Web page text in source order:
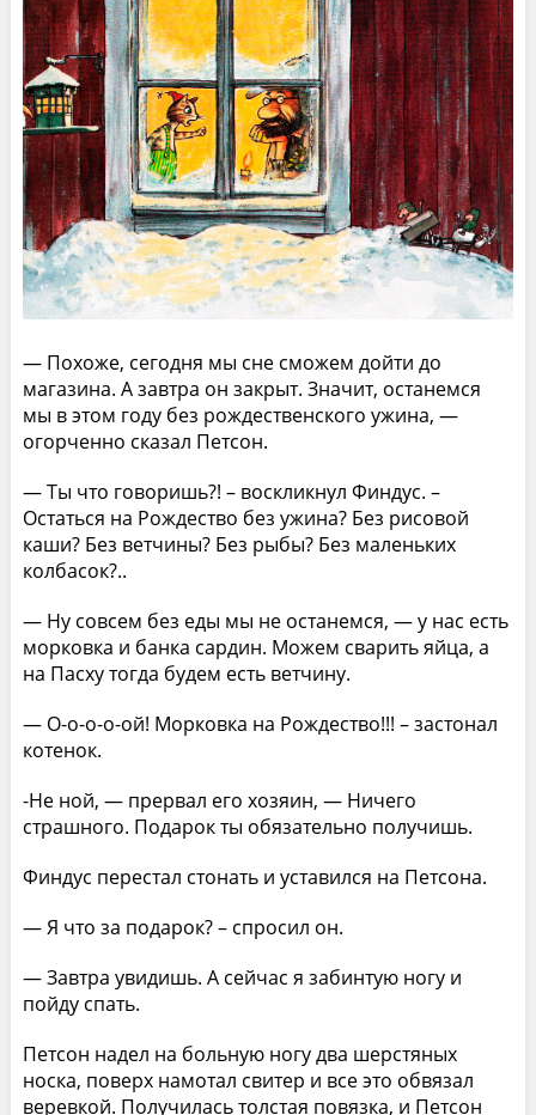
— Похоже, сегодня мы сне сможем дойти до
магазина. А завтра он закрыт. Значит, останемся
мы в этом году без рождественского ужина, —
огорченно сказал Петсон.
— Ты что говоришь?! – воскликнул Финдус. –
Остаться на Рождество без ужина? Без рисовой
каши? Без ветчины? Без рыбы? Без маленьких
колбасок?..
— Ну совсем без еды мы не останемся, — у нас есть
морковка и банка сардин. Можем сварить яйца, а
на Пасху тогда будем есть ветчину.
— О-о-о-о-ой! Морковка на Рождество!!! – застонал
котенок.
-Не ной, — прервал его хозяин, — Ничего
страшного. Подарок ты обязательно получишь.
Финдус перестал стонать и уставился на Петсона.
— Я что за подарок? – спросил он.
— Завтра увидишь. А сейчас я забинтую ногу и
пойду спать.
Петсон надел на больную ногу два шерстяных
носка, поверх намотал свитер и все это обвязал
веревкой. Получилась толстая повязка, и Петсон